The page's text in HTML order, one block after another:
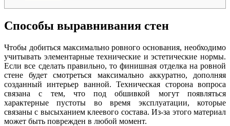
Способы выравнивания стен
Чтобы добиться максимально ровного основания, необходимо
учитывать элементарные технические и эстетические нормы.
Если все сделать правильно, то финишная отделка на ровной
стене будет смотреться максимально аккуратно, дополняя
созданный интерьер ванной. Техническая сторона вопроса
связана с тем, что под обшивкой могут появляться
характерные пустоты во время эксплуатации, которые
связаны с высыханием клеевого состава. Из-за этого материал
может быть поврежден в любой момент.